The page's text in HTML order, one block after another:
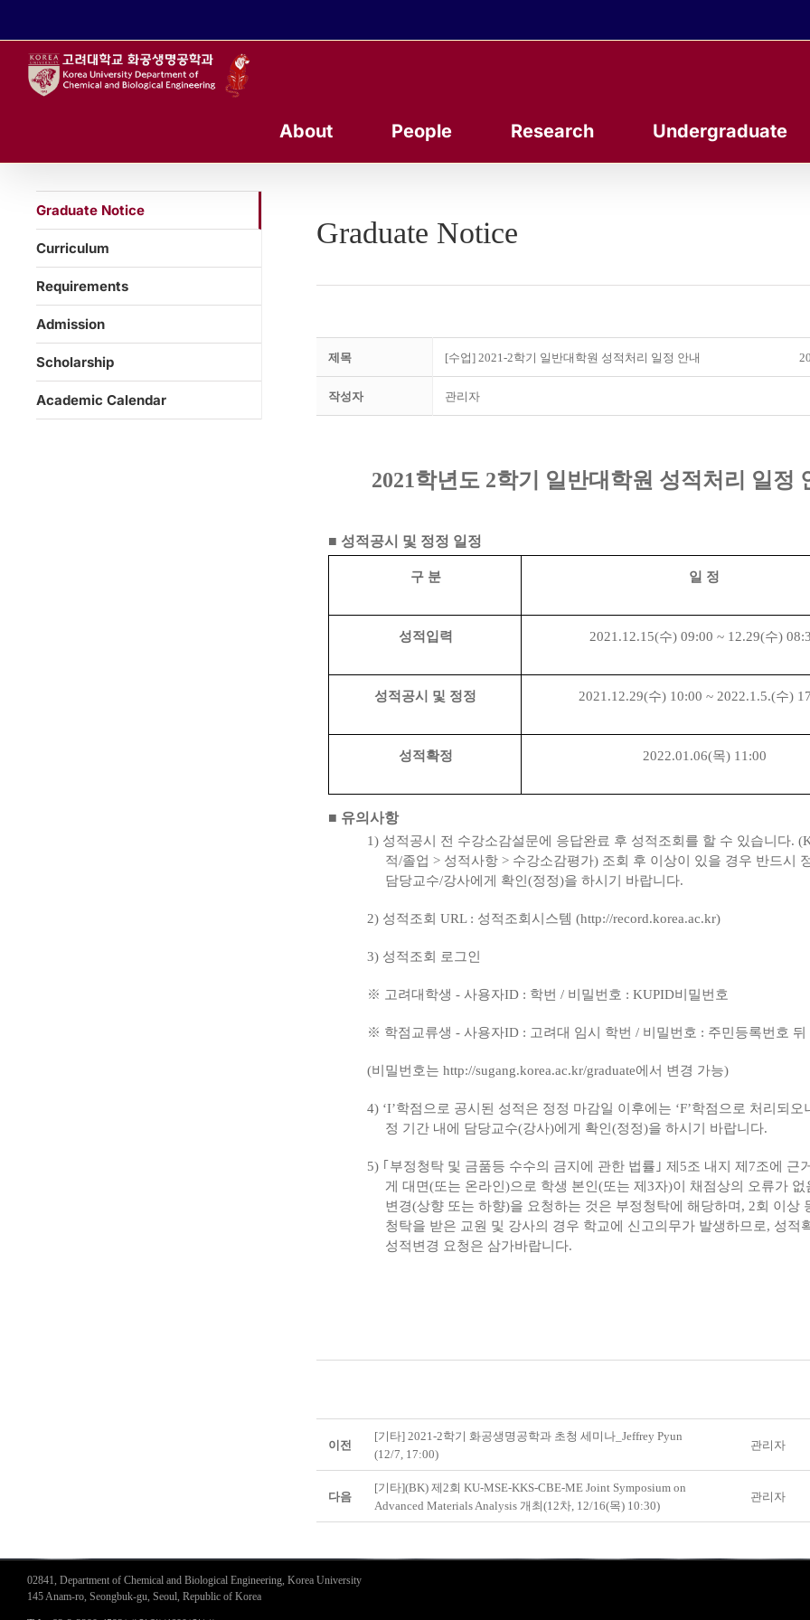
About People Research Undergraduate
Graduate Notice
제목 [수업] 2021-2학기 일반대학원 성적처리 일정 안내
작성자 관리자
2021학년도 2학기 일반대학원 성적처리 일정
■ 성적공시 및 정정 일정
구 분 일 정
성적입력 2021.12.15(수) 09:00 ~ 12.29(수)
성적공시 및 정정 2021.12.29(수) 10:00 ~ 2022.1.5.(수)
성적확정 2022.01.06(목) 11:00
■ 유의사항
1) 성적공시 전 수강소감설문에 응답완료 후 성적조회를 할 수 있습니다.
적/졸업> 성적사항> 수강소감평가) 조회 후 이상이 있을 경우 반드시
담당교수/강사에게 확인(정정)을 하시기 바랍니다.
2) 성적조회URL : 성적조회시스템(http://record.korea.ac.kr)
3) 성적조회 로그인
※ 고려대학생-사용자ID : 학번/ 비밀번호 : KUPID비밀번호
※ 학점교류생-사용자ID : 고려대 임시 학번/ 비밀번호 : 주민등록번호 뒤
(비밀번호는http://sugang.korea.ac.kr/graduate에서 변경 가능)
4) ‘I’학점으로 공시된 성적은 정정 마감일 이후에는 ‘F’학점으로 처리되오
정 기간 내에 담당교수(강사)에게 확인(정정)을 하시기 바랍니다.
5) ｢ 부정청탁 및 금품등 수수의 금지에 관한 법률 ｣제 5조 내지 제 7조에 근거
게 대면(또는 온라인)으로 학생 본인(또는 제3자)이 채점상의 오류가 없
변경(상향 또는 하향)을 요청하는 것은 부정청탁에 해당하며 , 2회 이상
청탁을 받은 교원 및 강사의 경우 학교에 신고의무가 발생하므로, 성적
성적변경 요청은 삼가바랍니다.
이전
[기타] 2021-2학기 화공생명공학과 초청 세미나_Jeffrey Pyun
(12/7, 17:00)
관리자
다음
[기타](BK) 제2회 KU-MSE-KKS-CBE-ME Joint Symposium on
Advanced Materials Analysis 개최(12차, 12/16(목) 10:30)
관리자
Graduate Notice
Curriculum
Requirements
Admission
Scholarship
Academic Calendar
02841, Department of Chemical and Biological Engineering, Korea University
145 Anam-ro, Seongbuk-gu, Seoul, Republic of Korea